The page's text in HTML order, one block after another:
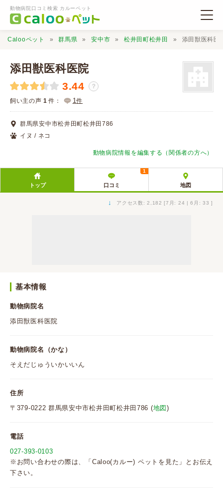
動物病院口コミ検索 カルーペット
動物病院検索
口コミ検索
口コミ投稿
Calooペット 群馬県 安中市 松井田町松井田 添田獣医科医
添田獣医科医院
3.44 ？
飼い主の声 1 件： 1件
群馬県安中市松井田町松井田786
イヌ / ネコ
動物病院情報を編集する（関係者の方へ）
トップ 口コミ
1
地図
↓ アクセス数: 2,182 [7月: 24 | 6月: 33 ]
基本情報
動物病院名
添田獣医科医院
動物病院名（かな）
そえだじゅういかいいん
住所
〒379-0222 群馬県安中市松井田町松井田786 (地図)
電話
027-393-0103
※お問い合わせの際は、「Caloo(カルー) ペットを見た」とお伝え
下さい。